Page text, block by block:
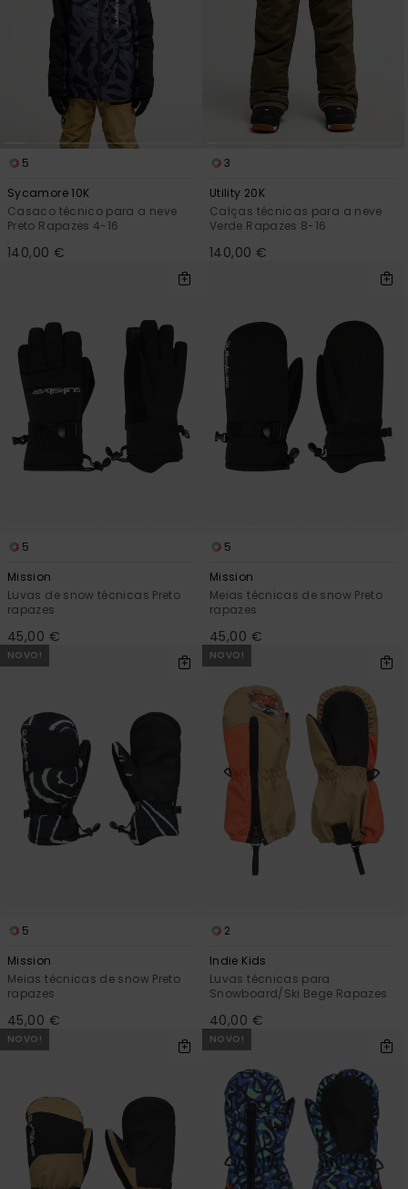
5
Sycamore 10K
Casaco técnico para a neve
Preto Rapazes 4-16
140,00 €
3
Utility 20K
Calças técnicas para a neve
Verde Rapazes 8-16
140,00 €
5
Mission
Luvas de snow técnicas Preto
rapazes
45,00 €
5
Mission
Meias técnicas de snow Preto
rapazes
45,00 €
NOVO!
5
Mission
Meias técnicas de snow Preto
rapazes
45,00 €
NOVO!
2
Indie Kids
Luvas técnicas para
Snowboard/Ski Bege Rapazes
40,00 €
NOVO! NOVO!